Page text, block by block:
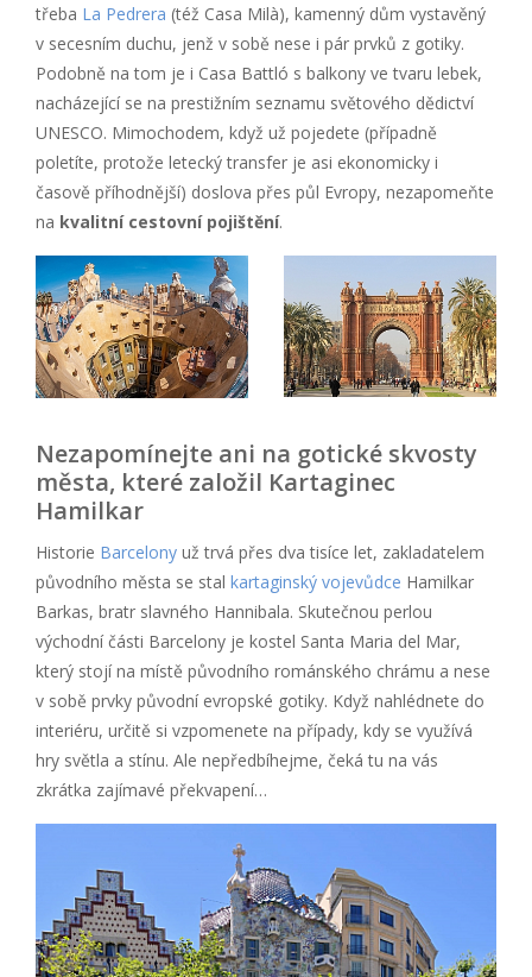
třeba La Pedrera (též Casa Milà), kamenný dům vystavěný
v secesním duchu, jenž v sobě nese i pár prvků z gotiky.
Podobně na tom je i Casa Battló s balkony ve tvaru lebek,
nacházející se na prestižním seznamu světového dědictví
UNESCO. Mimochodem, když už pojedete (případně
poletíte, protože letecký transfer je asi ekonomicky i
časově příhodnější) doslova přes půl Evropy, nezapomeňte
na kvalitní cestovní pojištění.
Nezapomínejte ani na gotické skvosty
města, které založil Kartaginec
Hamilkar
Historie Barcelony už trvá přes dva tisíce let, zakladatelem
původního města se stal kartaginský vojevůdce Hamilkar
Barkas, bratr slavného Hannibala. Skutečnou perlou
východní části Barcelony je kostel Santa Maria del Mar,
který stojí na místě původního románského chrámu a nese
v sobě prvky původní evropské gotiky. Když nahlédnete do
interiéru, určitě si vzpomenete na případy, kdy se využívá
hry světla a stínu. Ale nepředbíhejme, čeká tu na vás
zkrátka zajímavé překvapení…